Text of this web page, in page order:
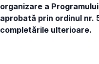
organizare a
aprobată prin ordinul nr.
completările ulterioare.